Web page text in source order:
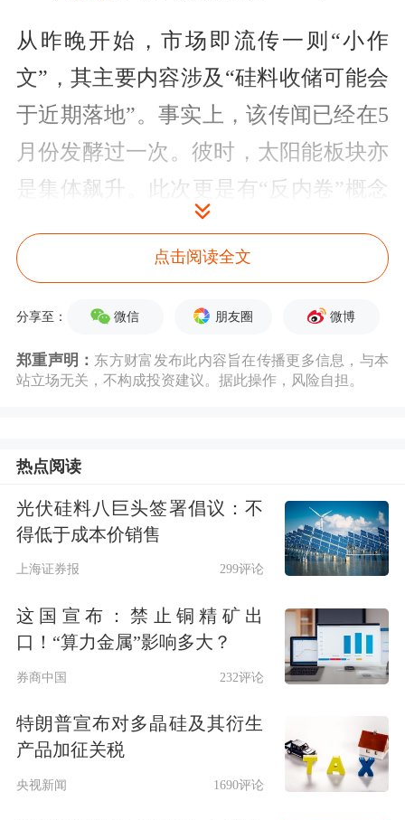
从昨晚开始，市场即流传一则“小作
文”，其主要内容涉及“硅料收储可能会
于近期落地”。事实上，该传闻已经在5
月份发酵过一次。彼时，太阳能板块亦
是集体飙升。此次更是有“反内卷”概念
加持，使得多头气氛更加炽热。
太阳能板块集体爆发
一个板块的爆发，往往跟这个板块的筹
码沉淀有关。筹码沉淀得越久，涨起来
今天迎来集体爆发，涨停及涨幅超10%
的个股一度接近20只。
港股市场的弹性更大。港股太阳能板块
一度大涨超5%，
顺风清洁能源 大涨超
点击阅读全文
分享至： 微信 朋友圈 微博
郑重声明： 东方财富发布此内容旨在传播更多信息，与本
站立场无关，不构成投资建议。据此操作，风险自担。
热点阅读
光伏硅料八巨头签署倡议：不
得低于成本价销售
上海证券报 299评论
这国宣布：禁止铜精矿出
口！“算力金属”影响多大？
券商中国 232评论
特朗普宣布对多晶硅及其衍生
产品加征关税
央视新闻 1690评论